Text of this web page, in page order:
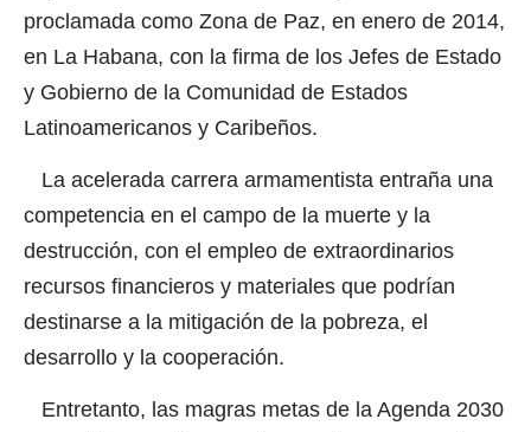
proclamada como Zona de Paz, en enero de 2014,
en La Habana, con la firma de los Jefes de Estado
y Gobierno de la Comunidad de Estados
Latinoamericanos y Caribeños.
La acelerada carrera armamentista entraña una
competencia en el campo de la muerte y la
destrucción, con el empleo de extraordinarios
recursos financieros y materiales que podrían
destinarse a la mitigación de la pobreza, el
desarrollo y la cooperación.
Entretanto, las magras metas de la Agenda 2030